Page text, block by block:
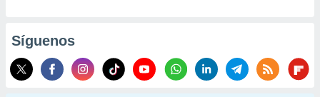
Síguenos